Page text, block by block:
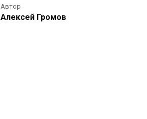
Автор
Алексей Громов